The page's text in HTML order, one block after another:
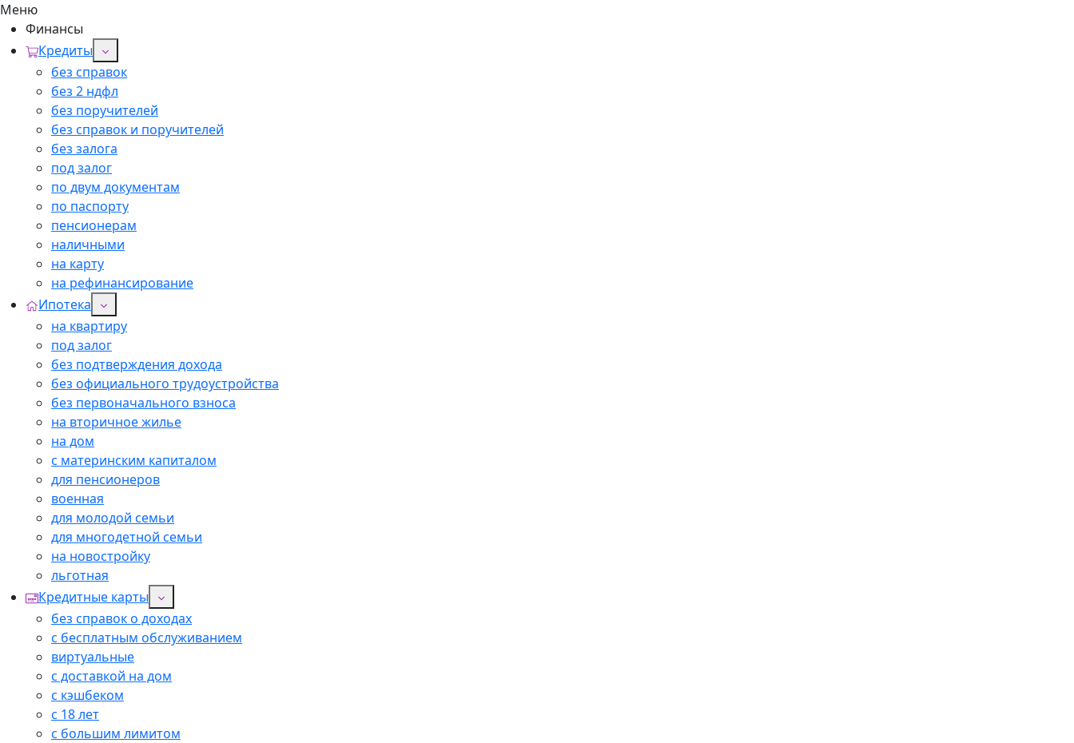
Меню
Финансы
Кредиты
без справок
без 2 ндфл
без поручителей
без справок и поручителей
без залога
под залог
по двум документам
по паспорту
пенсионерам
наличными
на карту
на рефинансирование
Ипотека
на квартиру
под залог
без подтверждения дохода
без официального трудоустройства
без первоначального взноса
на вторичное жилье
на дом
с материнским капиталом
для пенсионеров
военная
для молодой семьи
для многодетной семьи
на новостройку
льготная
Кредитные карты
без справок о доходах
с бесплатным обслуживанием
виртуальные
с доставкой на дом
с кэшбеком
с 18 лет
с большим лимитом